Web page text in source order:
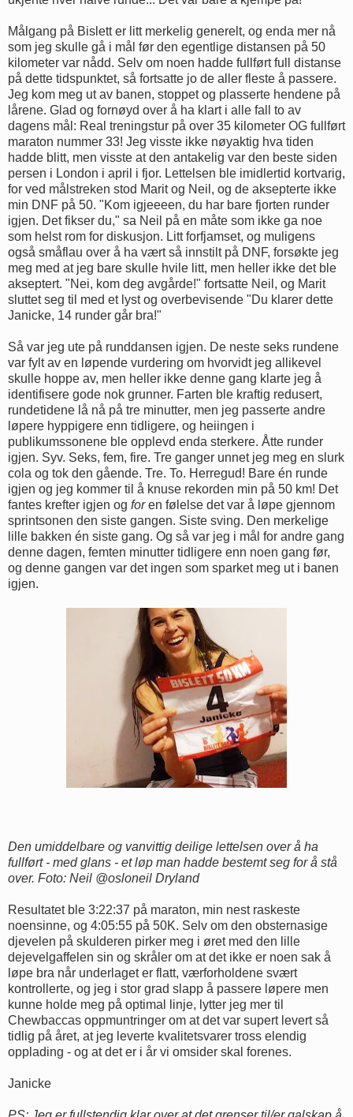
Målgang på Bislett er litt merkelig generelt, og enda mer nå
som jeg skulle gå i mål før den egentlige distansen på 50
kilometer var nådd. Selv om noen hadde fullført full distanse
på dette tidspunktet, så fortsatte jo de aller fleste å passere.
Jeg kom meg ut av banen, stoppet og plasserte hendene på
lårene. Glad og fornøyd over å ha klart i alle fall to av
dagens mål: Real treningstur på over 35 kilometer OG fullført
maraton nummer 33! Jeg visste ikke nøyaktig hva tiden
hadde blitt, men visste at den antakelig var den beste siden
persen i London i april i fjor. Lettelsen ble imidlertid kortvarig,
for ved målstreken stod Marit og Neil, og de aksepterte ikke
min DNF på 50. "Kom igjeeeen, du har bare fjorten runder
igjen. Det fikser du," sa Neil på en måte som ikke ga noe
som helst rom for diskusjon. Litt forfjamset, og muligens
også småflau over å ha vært så innstilt på DNF, forsøkte jeg
meg med at jeg bare skulle hvile litt, men heller ikke det ble
akseptert. "Nei, kom deg avgårde!" fortsatte Neil, og Marit
sluttet seg til med et lyst og overbevisende "Du klarer dette
Janicke, 14 runder går bra!"
Så var jeg ute på runddansen igjen. De neste seks rundene
var fylt av en løpende vurdering om hvorvidt jeg allikevel
skulle hoppe av, men heller ikke denne gang klarte jeg å
identifisere gode nok grunner. Farten ble kraftig redusert,
rundetidene lå nå på tre minutter, men jeg passerte andre
løpere hyppigere enn tidligere, og heiingen i
publikumssonene ble opplevd enda sterkere. Åtte runder
igjen. Syv. Seks, fem, fire. Tre ganger unnet jeg meg en slurk
cola og tok den gående. Tre. To. Herregud! Bare én runde
igjen og jeg kommer til å knuse rekorden min på 50 km! Det
fantes krefter igjen og foren følelse det var å løpe gjennom
sprintsonen den siste gangen. Siste sving. Den merkelige
lille bakken én siste gang. Og så var jeg i mål for andre gang
denne dagen, femten minutter tidligere enn noen gang før,
og denne gangen var det ingen som sparket meg ut i banen
igjen.
Den umiddelbare og vanvittig deilige lettelsen over å ha
fullført - med glans - et løp man hadde bestemt seg for å stå
over. Foto: Neil @osloneil Dryland
Resultatet ble 3:22:37 på maraton, min nest raskeste
noensinne, og 4:05:55 på 50K. Selv om den obsternasige
djevelen på skulderen pirker meg i øret med den lille
dejevelgaffelen sin og skråler om at det ikke er noen sak å
løpe bra når underlaget er flatt, værforholdene svært
kontrollerte, og jeg i stor grad slapp å passere løpere men
kunne holde meg på optimal linje, lytter jeg mer til
Chewbaccas oppmuntringer om at det var supert levert så
tidlig på året, at jeg leverte kvalitetsvarer tross elendig
opplading - og at det er i år vi omsider skal forenes.
Janicke